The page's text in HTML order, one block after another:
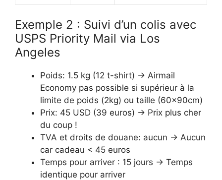
Exemple 2 : Suivi d’un colis avec
USPS Priority Mail via Los
Angeles
Poids: 1.5 kg (12 t-shirt) -> Airmail
Economy pas possible si supérieur à la
limite de poids (2kg) ou taille (60x90cm)
Prix: 45 USD (39 euros) -> Prix plus cher
du coup !
TVA et droits de douane: aucun -> Aucun
car cadeau < 45 euros
Temps pour arriver : 15 jours -> Temps
identique pour arriver